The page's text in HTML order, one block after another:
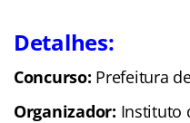
Detalhes:
Concurso: Prefeitura
Organizador: Instituto